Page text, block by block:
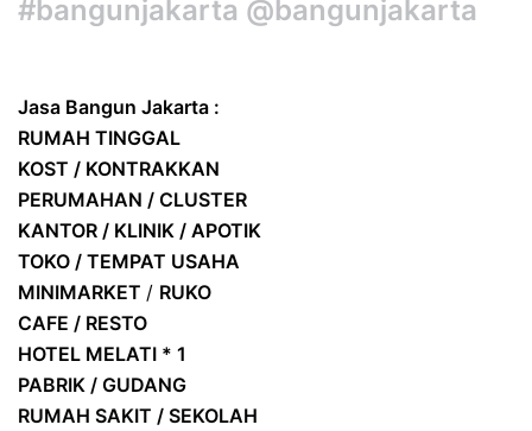
#bangunjakarta @bangunjakarta
Jasa Bangun Jakarta :
RUMAH TINGGAL
KOST / KONTRAKKAN
PERUMAHAN / CLUSTER
KANTOR / KLINIK / APOTIK
TOKO / TEMPAT USAHA
MINIMARKET / RUKO
CAFE / RESTO
HOTEL MELATI * 1
PABRIK / GUDANG
RUMAH SAKIT / SEKOLAH